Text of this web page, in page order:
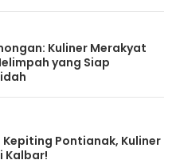
Kuliner Merakyat
yang Siap
Pontianak, Kuliner
Kalbar!